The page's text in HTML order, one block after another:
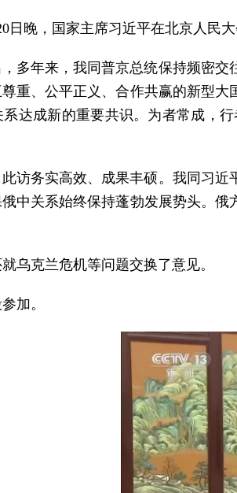
日晚，国家主席习近平在北京人民
多年来，我同普京总统保持频密
重、公平正义、合作共赢的新型
达成新的重要共识。为者常成，
访务实高效、成果丰硕。我同习
中关系始终保持蓬勃发展势头。
乌克兰危机等问题交换了意见。
加。